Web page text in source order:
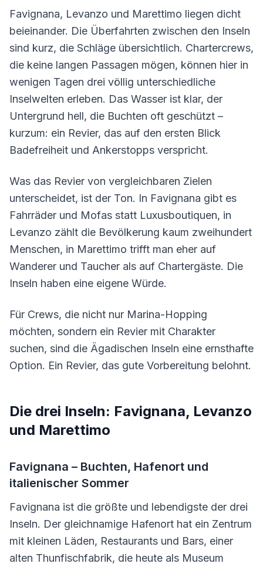
Favignana, Levanzo und Marettimo liegen dicht
beieinander. Die Überfahrten zwischen den Inseln
sind kurz, die Schläge übersichtlich. Chartercrews,
die keine langen Passagen mögen, können hier in
wenigen Tagen drei völlig unterschiedliche
Inselwelten erleben. Das Wasser ist klar, der
Untergrund hell, die Buchten oft geschützt –
kurzum: ein Revier, das auf den ersten Blick
Badefreiheit und Ankerstopps verspricht.
Was das Revier von vergleichbaren Zielen
unterscheidet, ist der Ton. In Favignana gibt es
Fahrräder und Mofas statt Luxusboutiquen, in
Levanzo zählt die Bevölkerung kaum zweihundert
Menschen, in Marettimo trifft man eher auf
Wanderer und Taucher als auf Chartergäste. Die
Inseln haben eine eigene Würde.
Für Crews, die nicht nur Marina-Hopping
möchten, sondern ein Revier mit Charakter
suchen, sind die Ägadischen Inseln eine ernsthafte
Option. Ein Revier, das gute Vorbereitung belohnt.
Die drei Inseln: Favignana, Levanzo
und Marettimo
Favignana – Buchten, Hafenort und
italienischer Sommer
Favignana ist die größte und lebendigste der drei
Inseln. Der gleichnamige Hafenort hat ein Zentrum
mit kleinen Läden, Restaurants und Bars, einer
alten Thunfischfabrik, die heute als Museum